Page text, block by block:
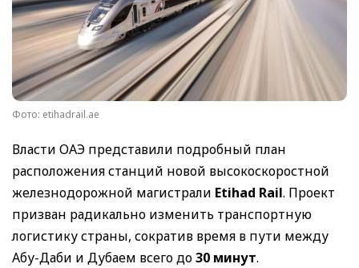
Фото: etihadrail.ae
Власти ОАЭ представили подробный план
расположения станций новой высокоскоростной
железнодорожной магистрали Etihad Rail. Проект
призван радикально изменить транспортную
логистику страны, сократив время в пути между
Абу-Даби и Дубаем всего до30 минут.